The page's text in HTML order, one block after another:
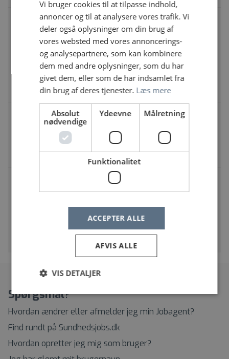
Bioanalytikerspecialist til Prøvemodtagelse,
Forsendelse og Ekspeditionsfunktion
Afdeling for Klinisk Biokemi, Rigshospitalet
Glostrup
Rigshospitalet, Glostrup | Hovedvejen 91, 2600
Glostrup
Bioanalytiker med specialfunktion
Bioanalytiker underviser
Regionshospital Nordjylland | Bispensgade 37, 9800
Bioanalytiker med specialfunktion
Bioanalytikerunderviser ved
Patologiafdelingen, Sjællands
Sjællands Universitetshospital, Køge | Lykkebækvej 1,
Bioanalytiker & Bioanalytiker med specialfunktion
Spørgsmål?
Hvordan ændrer eller afmelder jeg min Jobagent?
Find rundt på Sundhedsjobs.dk
Hvordan opretter jeg mig som bruger?
Vi bruger cookies til at tilpasse indhold,
annoncer og til at analysere vores trafik. Vi
deler også oplysninger om din brug af
vores websted med vores annoncerings-
og analysepartnere, som kan kombinere
dem med andre oplysninger, som du har
givet dem, eller som de har indsamlet fra
din brug af deres tjenester. Læs mere
Absolut
nødvendige
Ydeevne Målretning
Funktionalitet
ACCEPTER ALLE
AFVIS ALLE
VIS DETALJER